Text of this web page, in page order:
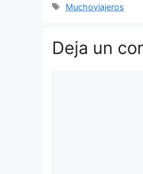
Etiquetas
Muchoviajeros
Deja un